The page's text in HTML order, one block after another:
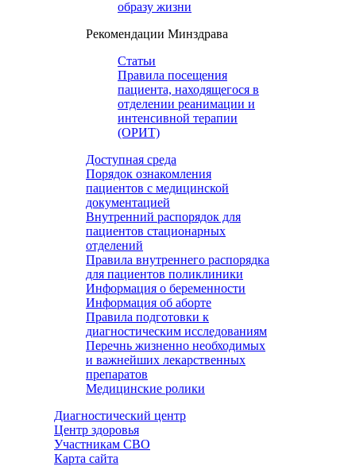
образу жизни
Рекомендации Минздрава
Статьи
Правила посещения
пациента, находящегося в
отделении реанимации и
интенсивной терапии
(ОРИТ)
Доступная среда
Порядок ознакомления
пациентов с медицинской
документацией
Внутренний распорядок для
пациентов стационарных
отделений
Правила внутреннего распорядка
для пациентов поликлиники
Информация о беременности
Информация об аборте
Правила подготовки к
диагностическим исследованиям
Перечнь жизненно необходимых
и важнейших лекарственных
препаратов
Медицинские ролики
Диагностический центр
Центр здоровья
Участникам СВО
Карта сайта